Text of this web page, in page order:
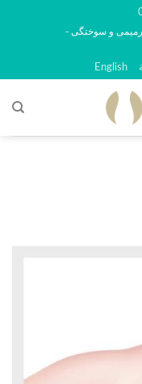
و سوختگی -
English